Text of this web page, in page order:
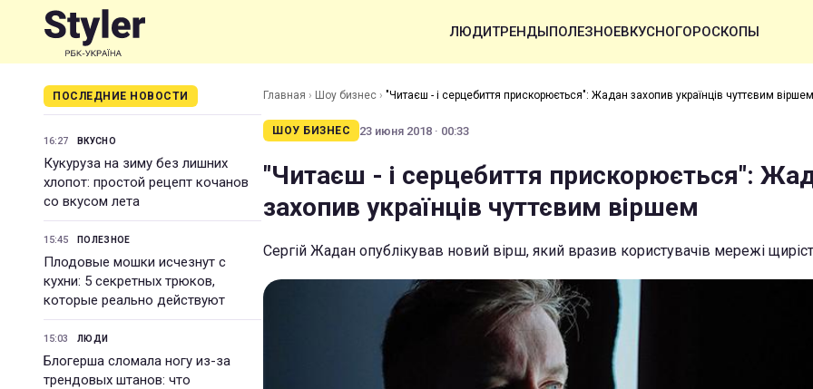
ЛЮДИТРЕНДЫПОЛЕЗНОЕВКУСНОГОРОСКОПЫ
ПОСЛЕДНИЕ НОВОСТИ
16:27 ВКУСНО
Кукуруза на зиму без лишних
хлопот: простой рецепт кочанов
со вкусом лета
15:45 ПОЛЕЗНОЕ
Плодовые мошки исчезнут с
кухни: 5 секретных трюков,
которые реально действуют
15:03 ЛЮДИ
Блогерша сломала ногу из-за
трендовых штанов: что
Главная › Шоу бизнес › "Читаєш - і серцебиття прискорюється": Жадан захопив українців чуттєвим віршем
ШОУ БИЗНЕС 23 июня 2018 · 00:33
"Читаєш - і серцебиття прискорюється":
захопив українців чуттєвим віршем
Сергій Жадан опублікував новий вірш, який вразив користувачів мережі